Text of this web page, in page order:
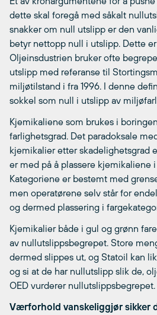
dette skal foregå med såkalt
snakker om null utslipp er den
betyr nettopp null i utslipp. Dette
Oljeinsdustrien bruker ofte
utslipp med referanse til
miljøtilstand i fra 1996. I denne
sokkel som null i utslipp av
Kjemikaliene som brukes i
farlighetsgrad. Det paradoksale
kjemikalier etter skadelighetsgrad
er med på å plassere kjemikaliene
Kategoriene er bestemt med
men operatørene selv står for
og dermed plassering i
Kjemikalier både i gul og grønn
av nullutslippsbegrepet. Store
dermed slippes ut, og Statoil kan
og si at de har nullutslipp slik de,
OED vurderer nullutslippsbegrepet.
Værforhold vanskeliggjør sikker